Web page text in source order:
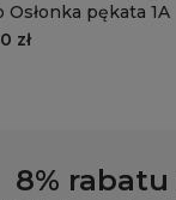
Osłonka pękata 1A
zł
8%